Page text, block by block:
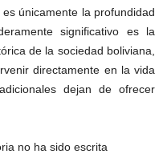
únicamente la profundidad
significativo es la
de la sociedad boliviana,
directamente en la vida
dejan de ofrecer
no ha sido escrita